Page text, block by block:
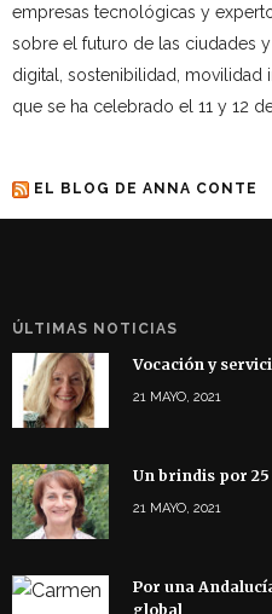
empresas tecnológicas y
sobre el futuro de las ciudades
digital, sostenibilidad, movilidad
que se ha celebrado el 11 y 12
EL BLOG DE ANNA CONTE
ÚLTIMAS NOTICIAS
Vocación y
21 MAYO, 2021
Un brindis por 25
21 MAYO, 2021
Por una
global